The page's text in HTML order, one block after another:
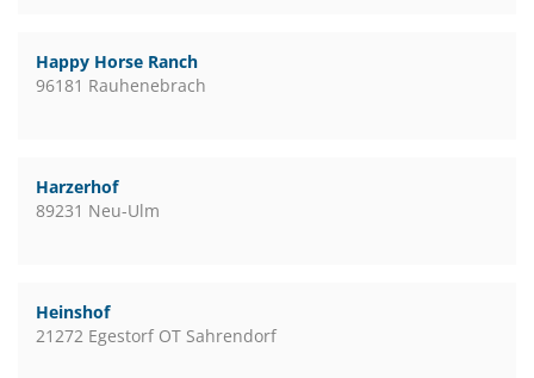
Happy Horse Ranch
96181 Rauhenebrach
Harzerhof
89231 Neu-Ulm
Heinshof
21272 Egestorf OT Sahrendorf